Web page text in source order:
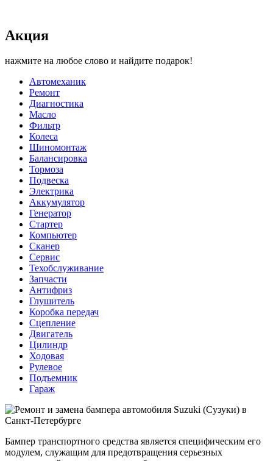
Акция
нажмите на любое слово и найдите подарок!
Автомеханик
Ремонт
Диагностика
Масло
Фильтр
Колеса
Шиномонтаж
Балансировка
Тормоза
Подвеска
Электрика
Аккумулятор
Генератор
Стартер
Компьютер
Сканер
Сервис
Техобслуживание
Запчасти
Антифриз
Глушитель
Коробка передач
Сцепление
Двигатель
Цилиндр
Ходовая
Рулевое
Подъемник
Гараж
Бампер транспортного средства является специфическим его
модулем, служащим для предотвращения серьезных